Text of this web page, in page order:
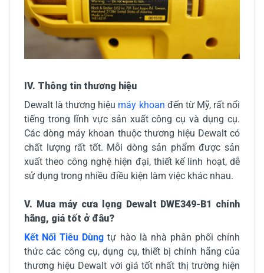
IV. Thông tin thương hiệu
Dewalt là thương hiệu máy khoan đến từ Mỹ, rất nổi
tiếng trong lĩnh vực sản xuất công cụ và dụng cụ.
Các dòng máy khoan thuộc thương hiệu Dewalt có
chất lượng rất tốt. Mỗi dòng sản phẩm được sản
xuất theo công nghệ hiện đại, thiết kế linh hoạt, dễ
sử dụng trong nhiều điều kiện làm việc khác nhau.
V. Mua máy cưa lọng Dewalt DWE349-B1 chính
hãng, giá tốt ở đâu?
Kết Nối Tiêu Dùng tự hào là nhà phân phối chính
thức các công cụ, dụng cụ, thiết bị chính hãng của
thương hiệu Dewalt với giá tốt nhất thị trường hiện